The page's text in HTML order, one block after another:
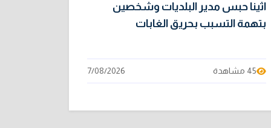
اثينا حبس مدير البلديات وشخصين
بتهمة التسبب بحريق الغابات
45 مشاهدة 7/08/2026